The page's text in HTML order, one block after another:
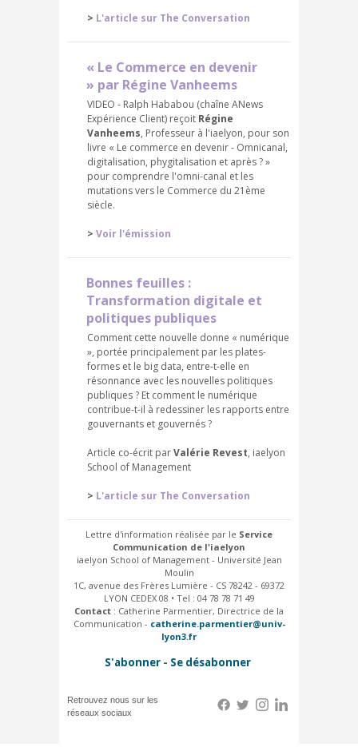
> L'article sur The Conversation
« Le Commerce en devenir
» par Régine Vanheems
VIDEO - Ralph Hababou (chaîne ANews
Expérience Client) reçoit Régine
Vanheems, Professeur à l'iaelyon, pour son
livre « Le commerce en devenir - Omnicanal,
digitalisation, phygitalisation et après ? »
pour comprendre l'omni-canal et les
mutations vers le Commerce du 21ème
siècle.
> Voir l'émission
Bonnes feuilles :
Transformation digitale et
politiques publiques
Comment cette nouvelle donne « numérique
», portée principalement par les plates-
formes et le big data, entre-t-elle en
résonnance avec les nouvelles politiques
publiques ? Et comment le numérique
contribue-t-il à redessiner les rapports entre
gouvernants et gouvernés ?
Article co-écrit parValérie Revest, iaelyon
School of Management
> L'article sur The Conversation
Lettre d'information réalisée par le Service
Communication de l'iaelyon
iaelyon School of Management - Université Jean
Moulin
1C, avenue des Frères Lumière - CS 78242 - 69372
LYON CEDEX 08 • Tel : 04 78 78 71 49
Contact : Catherine Parmentier, Directrice de la
Communication - catherine.parmentier@univ-
lyon3.fr
S'abonner - Se désabonner
Retrouvez nous sur les
réseaux sociaux